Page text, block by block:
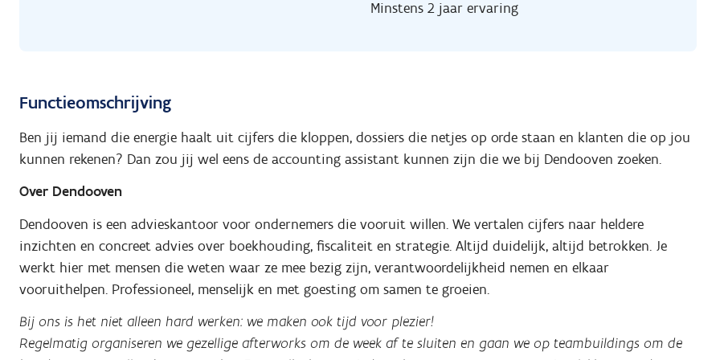
Minstens 2 jaar ervaring
Functieomschrijving
Ben jij iemand die energie haalt uit cijfers die kloppen, dossiers die netjes op orde staan en klanten die op jou
kunnen rekenen? Dan zou jij wel eens de accounting assistant kunnen zijn die we bij Dendooven zoeken.
Over Dendooven
Dendooven is een advieskantoor voor ondernemers die vooruit willen. We vertalen cijfers naar heldere
inzichten en concreet advies over boekhouding, fiscaliteit en strategie. Altijd duidelijk, altijd betrokken. Je
werkt hier met mensen die weten waar ze mee bezig zijn, verantwoordelijkheid nemen en elkaar
vooruithelpen. Professioneel, menselijk en met goesting om samen te groeien.
Bij ons is het niet alleen hard werken: we maken ook tijd voor plezier!
Regelmatig organiseren we gezellige afterworks om de week af te sluiten en gaan we op teambuildings om de